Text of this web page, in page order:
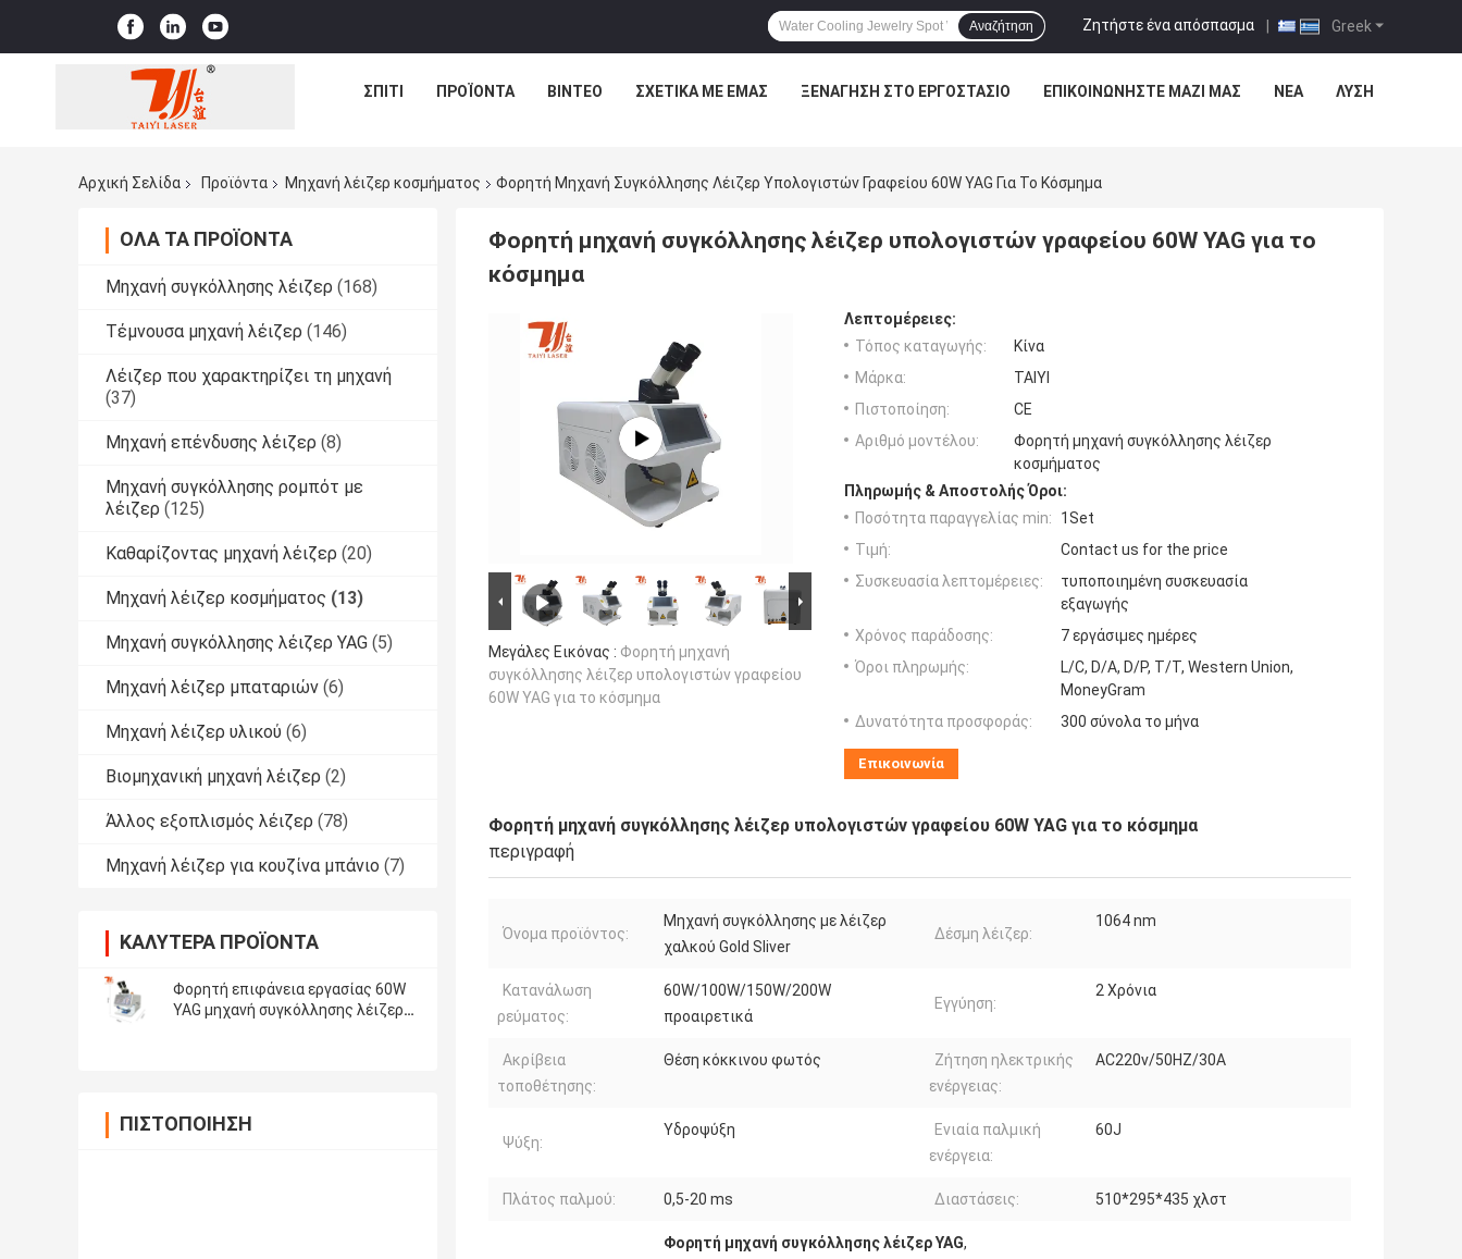
Greek
Ζητήστε ένα απόσπασμα |
Αναζήτηση
ΣΠΊΤΙ ΠΡΟΪΌΝΤΑ ΒΊΝΤΕΟ ΣΧΕΤΙΚΆ ΜΕ ΕΜΆΣ ΞΕΝΆΓΗΣΗ ΣΤΟ ΕΡΓΟΣΤΆΣΙΟ ΕΠΙΚΟΙΝΩΝΉΣΤΕ ΜΑΖΊ ΜΑΣ ΝΈΑ ΛΎΣΗ
Αρχική Σελίδα Προϊόντα Μηχανή λέιζερ κοσμήματος Φορητή Μηχανή Συγκόλλησης Λέιζερ Υπολογιστών Γραφείου 60W YAG Για Το Κόσμημα
ΌΛΑ ΤΑ ΠΡΟΪΌΝΤΑ
Μηχανή συγκόλλησης λέιζερ (168)
Τέμνουσα μηχανή λέιζερ (146)
Λέιζερ που χαρακτηρίζει τη μηχανή
(37)
Μηχανή επένδυσης λέιζερ (8)
Μηχανή συγκόλλησης ρομπότ με
λέιζερ (125)
Καθαρίζοντας μηχανή λέιζερ (20)
Μηχανή λέιζερ κοσμήματος (13)
Μηχανή συγκόλλησης λέιζερ YAG (5)
Μηχανή λέιζερ μπαταριών (6)
Μηχανή λέιζερ υλικού (6)
Βιομηχανική μηχανή λέιζερ (2)
Άλλος εξοπλισμός λέιζερ (78)
Μηχανή λέιζερ για κουζίνα μπάνιο (7)
ΚΑΛΎΤΕΡΑ ΠΡΟΪΌΝΤΑ
Φορητή επιφάνεια εργασίας 60W
YAG μηχανή συγκόλλησης λέιζερ
ΠΙΣΤΟΠΟΊΗΣΗ
Φορητή μηχανή συγκόλλησης λέιζερ υπολογιστών γραφείου 60W YAG για το
κόσμημα
Μεγάλες Εικόνας : Φορητή μηχανή
συγκόλλησης λέιζερ υπολογιστών γραφείου
60W YAG για το κόσμημα
Λεπτομέρειες:
Τόπος καταγωγής:
Κίνα
Μάρκα:
TAIYI
Πιστοποίηση:
CE
Αριθμό μοντέλου:
Φορητή μηχανή συγκόλλησης λέιζερ
κοσμήματος
Πληρωμής & Αποστολής Όροι:
Ποσότητα παραγγελίας min:
1Set
Τιμή:
Contact us for the price
Συσκευασία λεπτομέρειες:
τυποποιημένη συσκευασία
εξαγωγής
Χρόνος παράδοσης:
7 εργάσιμες ημέρες
Όροι πληρωμής:
L/C, D/A, D/P, T/T, Western Union,
MoneyGram
Δυνατότητα προσφοράς:
300 σύνολα το μήνα
Επικοινωνία
Φορητή μηχανή συγκόλλησης λέιζερ υπολογιστών γραφείου 60W YAG για το κόσμημα
περιγραφή
Όνομα προϊόντος:
Μηχανή συγκόλλησης με λέιζερ
χαλκού Gold Sliver
Δέσμη λέιζερ:
1064 nm
Κατανάλωση
ρεύματος:
60W/100W/150W/200W
προαιρετικά
Εγγύηση:
2 Χρόνια
Ακρίβεια
τοποθέτησης:
Θέση κόκκινου φωτός
Ζήτηση ηλεκτρικής
ενέργειας:
AC220v/50HZ/30A
Ψύξη:
Υδροψύξη
Ενιαία παλμική
ενέργεια:
60J
Πλάτος παλμού: 0,5-20 ms Διαστάσεις: 510*295*435 χλστ
Φορητή μηχανή συγκόλλησης λέιζερ YAG,